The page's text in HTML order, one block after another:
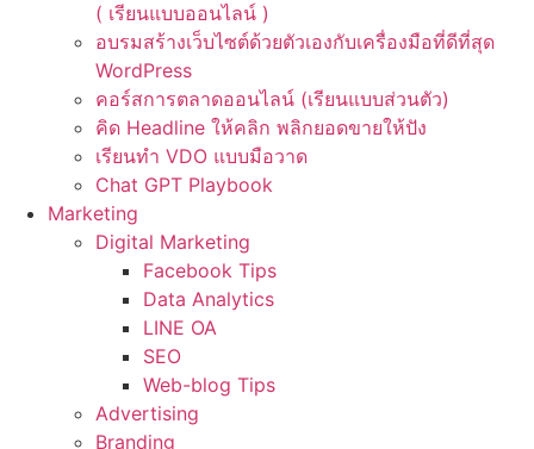
( เรียนแบบออนไลน์ )
อบรมสร้างเว็บไซต์ด้วยตัวเองกับเครื่องมือที่ดีที่สุด
WordPress
คอร์สการตลาดออนไลน์ (เรียนแบบส่วนตัว)
คิด Headline ให้คลิก พลิกยอดขายให้ปัง
เรียนทำ VDO แบบมือวาด
Chat GPT Playbook
Marketing
Digital Marketing
Facebook Tips
Data Analytics
LINE OA
SEO
Web-blog Tips
Advertising
Branding